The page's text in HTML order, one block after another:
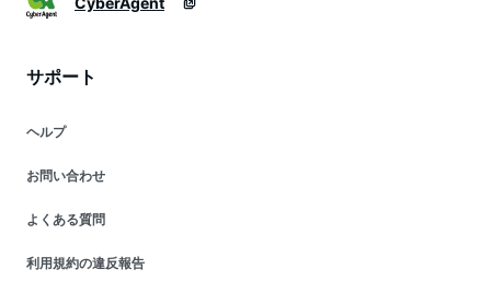
サポート
ヘルプ
お問い合わせ
よくある質問
利用規約の違反報告